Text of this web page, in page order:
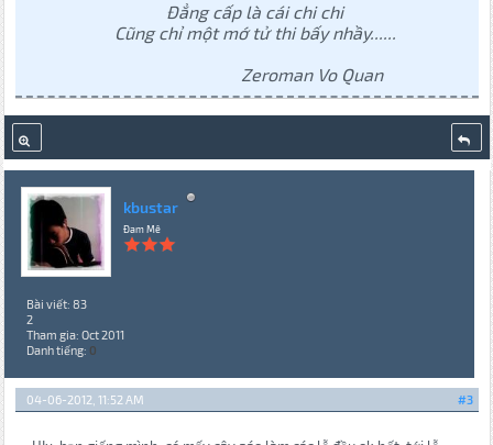
Đẳng cấp là cái chi chi
Cũng chỉ một mớ tử thi bấy nhầy......
Zeroman Vo Quan
kbustar
Đam Mê
Bài viết: 83
2
Tham gia: Oct 2011
Danh tiếng: 0
#3
04-06-2012, 11:52 AM